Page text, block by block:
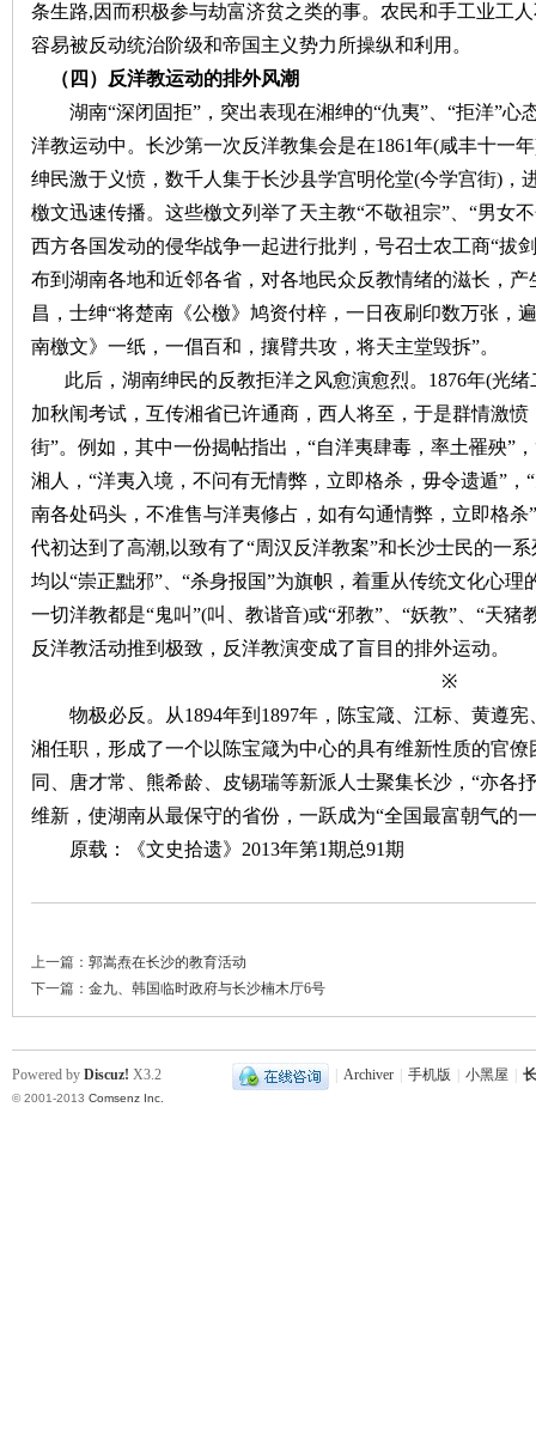
条生路,因而积极参与劫富济贫之类的事。农民和手工业工
容易被反动统治阶级和帝国主义势力所操纵和利用。
（四）反洋教运动的排外风潮
湖南“深闭固拒”，突出表现在湘绅的“仇夷”、“拒洋”
洋教运动中。长沙第一次反洋教集会是在1861年(咸丰十一
绅民激于义愤，数千人集于长沙县学宫明伦堂(今学宫街)，
檄文迅速传播。这些檄文列举了天主教“不敬祖宗”、“男女
西方各国发动的侵华战争一起进行批判，号召士农工商“拔
布到湖南各地和近邻各省，对各地民众反教情绪的滋长，
昌，士绅“将楚南《公檄》鸠资付梓，一日夜刷印数万张，
南檄文》一纸，一倡百和，攘臂共攻，将天主堂毁拆”。
此后，湖南绅民的反教拒洋之风愈演愈烈。 1876年(光
加秋闱考试，互传湘省已许通商，西人将至，于是群情激
街”。 例如，其中一份揭帖指出， “自洋夷肆毒，率土罹殃”
湘人，“洋夷入境，不问有无情弊，立即格杀，毋令遗遁”，
南各处码头，不准售与洋夷修占，如有勾通情弊，立即格杀
代初达到了高潮,以致有了“周汉反洋教案”和长沙士民的一
均以“崇正黜邪”、“杀身报国”为旗帜，着重从传统文化心
一切洋教都是“鬼叫”(叫、教谐音)或“邪教”、“妖教”、“天
反洋教活动推到极致，反洋教演变成了盲目的排外运动。
※
物极必反。从1894年到1897年，陈宝箴、江标、黄遵
湘任职，形成了一个以陈宝箴为中心的具有维新性质的官
同、唐才常、熊希龄、皮锡瑞等新派人士聚集长沙，“亦各
维新， 使湖南从最保守的省份，一跃成为“全国最富朝气的
原载：《文史拾遗》 2013年第1期总91期
上一篇： 郭嵩焘在长沙的教育活动
下一篇： 金九、韩国临时政府与长沙楠木厅6号
Archiver 手机版 小黑屋
Powered by Discuz! X3.2
© 2001-2013 Comsenz Inc.